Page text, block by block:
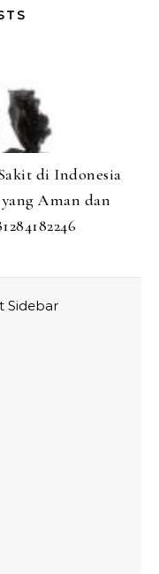
di Indonesia
Aman dan
Sidebar